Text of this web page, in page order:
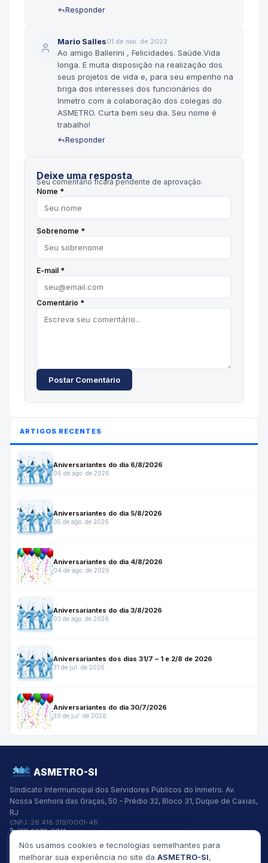
Responder
Mario Salles01 de mai. de 2023
Ao amigo Ballerini , Felicidades. Saúde.Vida
longa. E muita disposição na realização dos
seus projetos de vida e, para seu empenho na
briga dos interesses dos funcionários do
Inmetro com a colaboração dos colegas do
ASMETRO. Curta bem seu dia. Seu nome é
trabalho!
Responder
Deixe uma resposta
Seu comentário ficará pendente de aprovação.
Nome *
Sobrenome *
E-mail *
Comentário *
Postar Comentário
ARTIGOS RECENTES
Aniversariantes do dia 6/8/2026
06 de ago. de 2026
Aniversariantes do dia 5/8/2026
05 de ago. de 2026
Aniversariantes do dia 4/8/2026
04 de ago. de 2026
Aniversariantes do dia 3/8/2026
03 de ago. de 2026
Aniversariantes dos dias 31/7 – 1 e 2/8 de 2026
31 de jul. de 2026
Aniversariantes do dia 30/7/2026
30 de jul. de 2026
ASMETRO-SI
Sindicato Intermunicipal dos Servidores Públicos do Inmetro. Av.
Nossa Senhora das Graças, 50 - Prédio 32, Bloco 31, Duque de Caxias,
RJ
CNPJ: 26.418.319/0001-48
(21) 2679-9741
asmetro@asmetro.org.br
Links Rápidos
Nós usamos cookies e tecnologias semelhantes para
melhorar sua experiência no site da ASMETRO-SI,